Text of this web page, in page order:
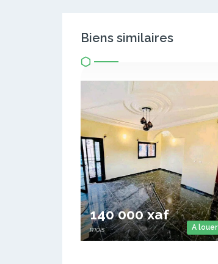
Biens similaires
A louer
140 000 xaf
mois